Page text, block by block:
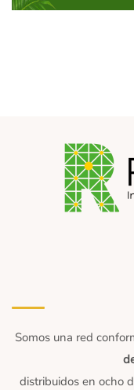
Somos una red
distribuidos en ocho